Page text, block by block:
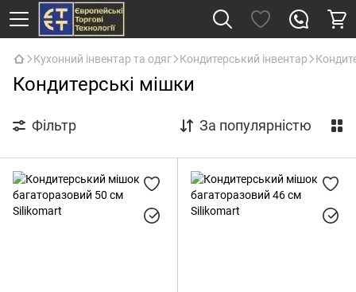
Кухонний інвентар та одяг Кондитерський інвентар
Кондитерські мішки
Фільтр За популярністю